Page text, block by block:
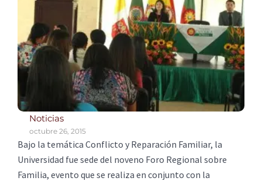
Noticias
octubre 26, 2015
Bajo la temática Conflicto y Reparación Familiar, la
Universidad fue sede del noveno Foro Regional sobre
Familia, evento que se realiza en conjunto con la